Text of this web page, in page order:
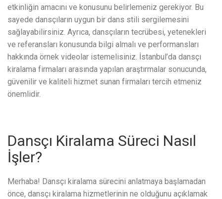
etkinliğin amacını ve konusunu belirlemeniz gerekiyor. Bu
sayede dansçıların uygun bir dans stili sergilemesini
sağlayabilirsiniz. Ayrıca, dansçıların tecrübesi, yetenekleri
ve referansları konusunda bilgi almalı ve performansları
hakkında örnek videolar istemelisiniz. İstanbul’da dansçı
kiralama firmaları arasında yapılan araştırmalar sonucunda,
güvenilir ve kaliteli hizmet sunan firmaları tercih etmeniz
önemlidir.
Dansçı Kiralama Süreci Nasıl
İşler?
Merhaba! Dansçı kiralama sürecini anlatmaya başlamadan
önce, dansçı kiralama hizmetlerinin ne olduğunu açıklamak